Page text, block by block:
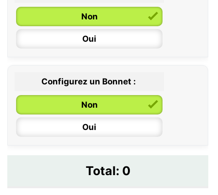
Non
Oui
Configurez un Bonnet :
Non
Oui
Total: 0